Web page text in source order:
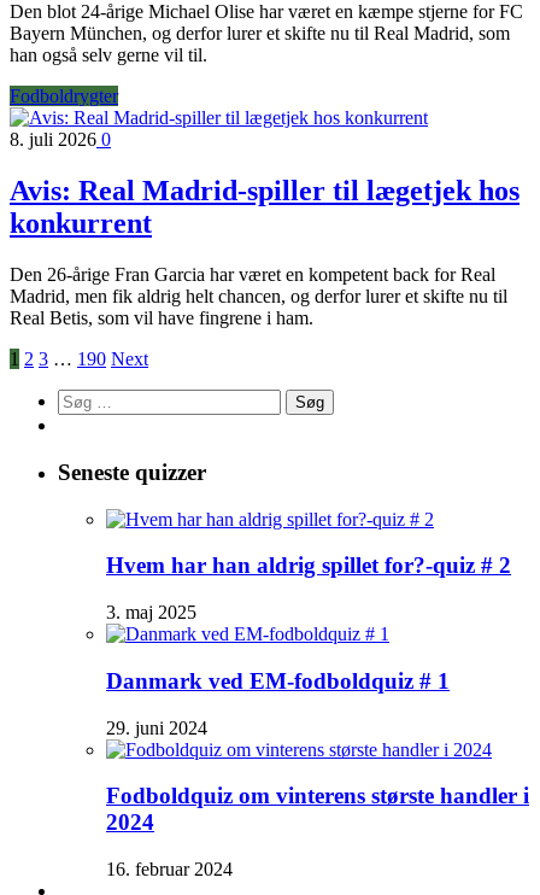
Den blot 24-årige Michael Olise har været en kæmpe stjerne for FC
Bayern München, og derfor lurer et skifte nu til Real Madrid, som
han også selv gerne vil til.
Fodboldrygter
8. juli 2026 0
Avis: Real Madrid-spiller til lægetjek hos
konkurrent
Den 26-årige Fran Garcia har været en kompetent back for Real
Madrid, men fik aldrig helt chancen, og derfor lurer et skifte nu til
Real Betis, som vil have fingrene i ham.
1 2 3 … 190 Next
Søg
efter:
Seneste quizzer
Hvem har han aldrig spillet for?-quiz # 2
3. maj 2025
Danmark ved EM-fodboldquiz # 1
29. juni 2024
Fodboldquiz om vinterens største handler i
2024
16. februar 2024